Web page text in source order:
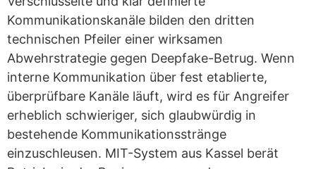
Kommunikationskanäle bilden den dritten
technischen Pfeiler einer wirksamen
Abwehrstrategie gegen Deepfake-Betrug. Wenn
interne Kommunikation über fest etablierte,
überprüfbare Kanäle läuft, wird es für Angreifer
erheblich schwieriger, sich glaubwürdig in
bestehende Kommunikationsstränge
einzuschleusen. MIT-System aus Kassel berät